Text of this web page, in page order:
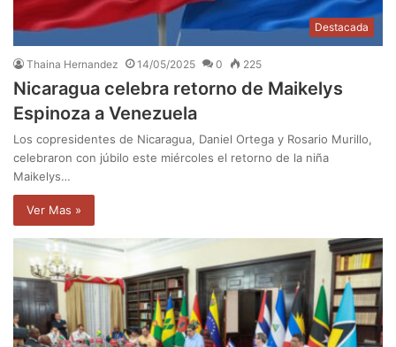
Destacada
Thaina Hernandez 14/05/2025 0 225
Nicaragua celebra retorno de Maikelys
Espinoza a Venezuela
Los copresidentes de Nicaragua, Daniel Ortega y Rosario Murillo,
celebraron con júbilo este miércoles el retorno de la niña
Maikelys…
Ver Mas »